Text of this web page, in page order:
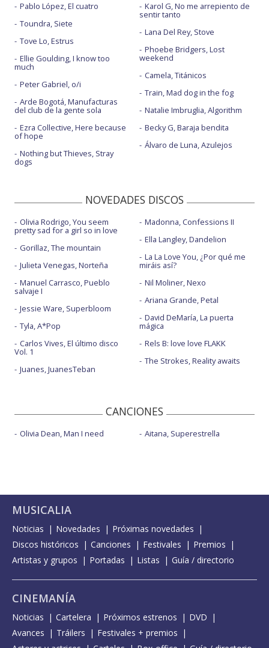
Pablo López, El cuatro
Toundra, Siete
Tove Lo, Estrus
Ellie Goulding, I know too
much
Peter Gabriel, o/i
Arde Bogotá, Manufacturas
del club de la gente sola
Ezra Collective, Here because
of hope
Nothing but Thieves, Stray
dogs
Karol G, No me arrepiento de
sentir tanto
Lana Del Rey, Stove
Phoebe Bridgers, Lost
weekend
Camela, Titánicos
Train, Mad dog in the fog
Natalie Imbruglia, Algorithm
Becky G, Baraja bendita
Álvaro de Luna, Azulejos
NOVEDADES DISCOS
Olivia Rodrigo, You seem
pretty sad for a girl so in love
Gorillaz, The mountain
Julieta Venegas, Norteña
Manuel Carrasco, Pueblo
salvaje I
Jessie Ware, Superbloom
Tyla, A*Pop
Carlos Vives, El último disco
Vol. 1
Juanes, JuanesTeban
Madonna, Confessions II
Ella Langley, Dandelion
La La Love You, ¿Por qué me
miráis así?
Nil Moliner, Nexo
Ariana Grande, Petal
David DeMaría, La puerta
mágica
Rels B: love love FLAKK
The Strokes, Reality awaits
CANCIONES
Olivia Dean, Man I need Aitana, Superestrella
MUSICALIA
Noticias Novedades
Próximas novedades
Discos históricos
Canciones Festivales
Premios
Artistas y grupos
Portadas Listas Guía / directorio
CINEMANÍA
Noticias Cartelera Próximos estrenos
DVD
Avances
Tráilers
Festivales + premios